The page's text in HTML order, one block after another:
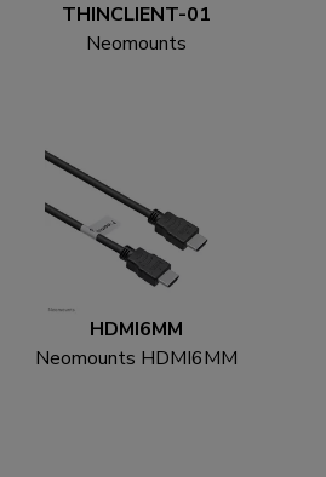
THINCLIENT-01
Neomounts
HDMI6MM
Neomounts HDMI6MM